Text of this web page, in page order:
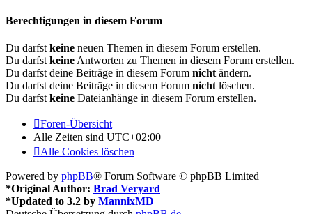
Berechtigungen in diesem Forum
Du darfst keine neuen Themen in diesem Forum erstellen.
Du darfst keine Antworten zu Themen in diesem Forum erstellen.
Du darfst deine Beiträge in diesem Forum nicht ändern.
Du darfst deine Beiträge in diesem Forum nicht löschen.
Du darfst keine Dateianhänge in diesem Forum erstellen.
Foren-Übersicht
Alle Zeiten sind UTC+02:00
Alle Cookies löschen
Powered by phpBB® Forum Software © phpBB Limited
*Original Author: Brad Veryard
*Updated to 3.2 by MannixMD